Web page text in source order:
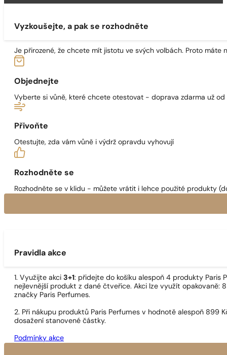
Vyzkoušejte, a pak se rozhodněte
Je přirozené, že chcete mít jistotu ve svých volbách. Proto máte
Objednejte
Vyberte si vůně, které chcete otestovat - doprava zdarma už
Přivoňte
Otestujte, zda vám vůně i výdrž opravdu vyhovují
Rozhodněte se
Rozhodněte se v klidu - můžete vrátit i lehce použité produkty
Pravidla akce
1. Využijte akci 3+1: přidejte do košíku alespoň 4 produkty
nejlevnější produkt z dané čtveřice. Akci lze využít opakovaně:
značky Paris Perfumes.
2. Při nákupu produktů Paris Perfumes v hodnotě alespoň
dosažení stanovené částky.
Podmínky akce